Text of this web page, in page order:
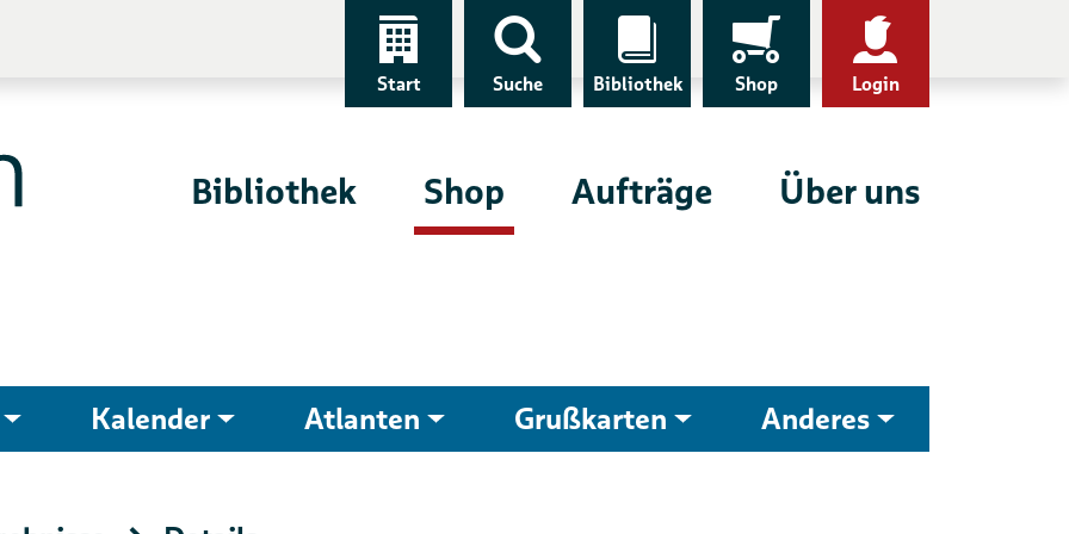
Start Suche Bibliothek Shop Login
Bibliothek Shop Aufträge Über uns
Kalender Atlanten Grußkarten Anderes